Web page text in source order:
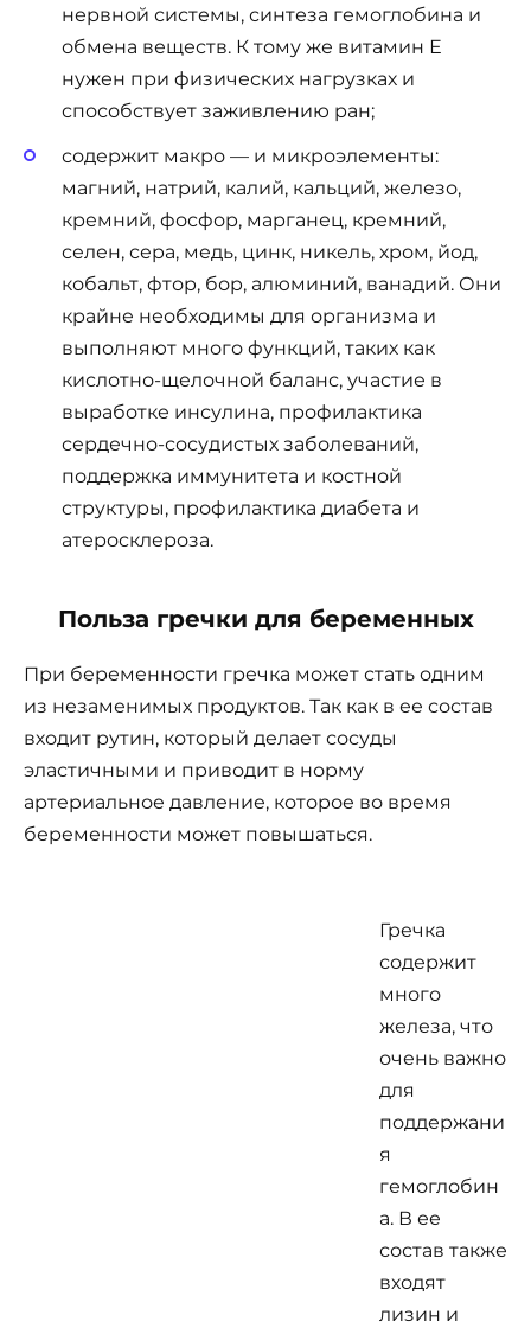
нервной системы, синтеза гемоглобина и
обмена веществ. К тому же витамин Е
нужен при физических нагрузках и
способствует заживлению ран;
содержит макро — и микроэлементы:
магний, натрий, калий, кальций, железо,
кремний, фосфор, марганец, кремний,
селен, сера, медь, цинк, никель, хром, йод,
кобальт, фтор, бор, алюминий, ванадий. Они
крайне необходимы для организма и
выполняют много функций, таких как
кислотно-щелочной баланс, участие в
выработке инсулина, профилактика
сердечно-сосудистых заболеваний,
поддержка иммунитета и костной
структуры, профилактика диабета и
атеросклероза.
Польза гречки для беременных
При беременности гречка может стать одним
из незаменимых продуктов. Так как в ее состав
входит рутин, который делает сосуды
эластичными и приводит в норму
артериальное давление, которое во время
беременности может повышаться.
Гречка
содержит
много
железа, что
очень важно
для
поддержани
я
гемоглобин
а. В ее
состав также
входят
лизин и